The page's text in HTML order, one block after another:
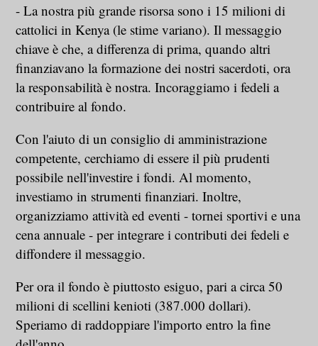
- La nostra più grande risorsa sono i 15 milioni di
cattolici in Kenya (le stime variano). Il messaggio
chiave è che, a differenza di prima, quando altri
finanziavano la formazione dei nostri sacerdoti, ora
la responsabilità è nostra. Incoraggiamo i fedeli a
contribuire al fondo.
Con l'aiuto di un consiglio di amministrazione
competente, cerchiamo di essere il più prudenti
possibile nell'investire i fondi. Al momento,
investiamo in strumenti finanziari. Inoltre,
organizziamo attività ed eventi - tornei sportivi e una
cena annuale - per integrare i contributi dei fedeli e
diffondere il messaggio.
Per ora il fondo è piuttosto esiguo, pari a circa 50
milioni di scellini kenioti (387.000 dollari).
Speriamo di raddoppiare l'importo entro la fine